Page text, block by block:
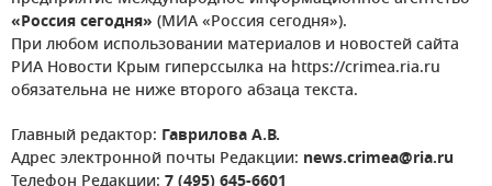
«Россия сегодня» (МИА «Россия сегодня»).
При любом использовании материалов и новостей сайта
РИА Новости Крым гиперссылка на https://crimea.ria.ru
обязательна не ниже второго абзаца текста.
Главный редактор: Гаврилова А.В.
Адрес электронной почты Редакции: news.crimea@ria.ru